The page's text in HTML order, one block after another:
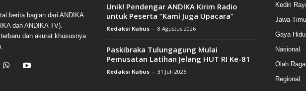
berita bagian dari ANDIKA
dan ANDIKA TV).
dan akurat khususnya
Unik! Pendengar ANDIKA Kirim Radio
untuk Peserta “Kami Juga Upacara”
Redaksi Kubus - 8 Agustus 2026
Paskibraka Tulungagung Mulai
Pemusatan Latihan Jelang HUT RI Ke-81
Redaksi Kubus - 31 Juli 2026
Kediri
Jawa
Gaya
Nasional
Olah Raga
Regional